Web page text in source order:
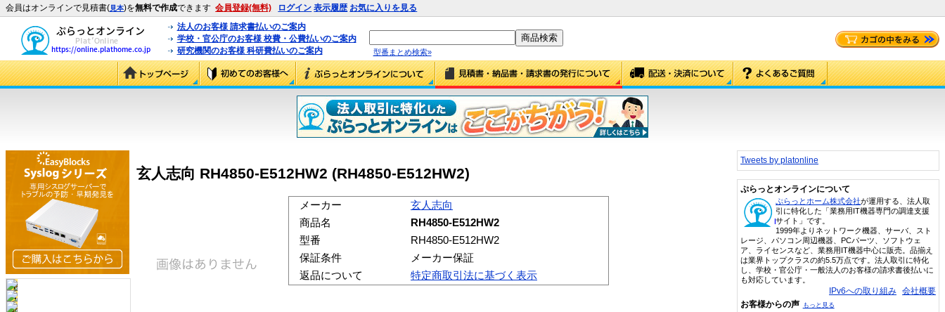
会員はオンラインで見積書(見本)を無料で作成できます 会員登録(無料) ログイン 表示履歴 お気に入りを見る
法人のお客様 請求書払いのご案内
学校・官公庁のお客様 校費・公費払いのご案内
研究機関のお客様 科研費払いのご案内
型番まとめ検索»
玄人志向 RH4850-E512HW2 (RH4850-E512HW2)
メーカー
玄人志向
商品名
RH4850-E512HW2
型番
RH4850-E512HW2
保証条件
メーカー保証
返品について
特定商取引法に基づく表示
Tweets by platonline
ぷらっとオンラインについて
ぷらっとホーム株式会社が運用する、法人取
引に特化した「業務用IT機器専門の調達支援
サイト」です。
1999年よりネットワーク機器、サーバ、スト
レージ、パソコン周辺機器、PCパーツ、ソフトウェ
ア、ライセンスなど、業務用IT機器中心に販売。品揃え
は業界トップクラスの約5.5万点です。法人取引に特化
し、学校・官公庁・一般法人のお客様の請求書後払いに
も対応しています。
IPv6への取り組み 会社概要
お客様からの声 もっと見る